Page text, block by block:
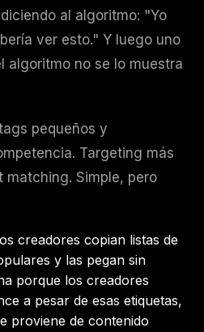
al algoritmo: "Yo
ver esto." Y luego uno
algoritmo no se lo muestra
pequeños y
Targeting más
matching. Simple, pero
creadores copian listas de
y las pegan sin
porque los creadores
a pesar de esas etiquetas,
proviene de contenido